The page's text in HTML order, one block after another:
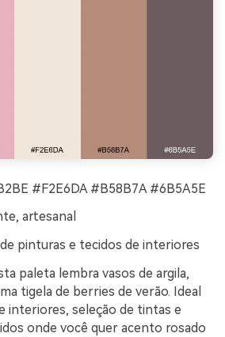
#F2E6DA #B58B7A #6B5A5E
artesanal
pinturas e tecidos de interiores
paleta lembra vasos de argila,
tigela de berries de verão. Ideal
interiores, seleção de tintas e
onde você quer acento rosado